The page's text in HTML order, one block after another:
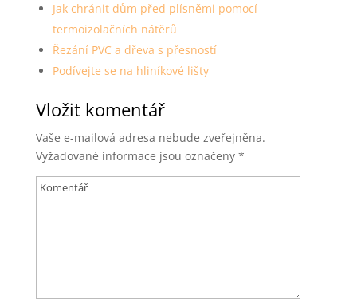
Jak chránit dům před plísněmi pomocí
termoizolačních nátěrů
Řezání PVC a dřeva s přesností
Podívejte se na hliníkové lišty
Vložit komentář
Vaše e-mailová adresa nebude zveřejněna.
Vyžadované informace jsou označeny *